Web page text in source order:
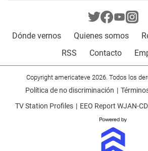
Dónde vernos Quienes somos
RSS
Contacto
Copyright americateve 2026. Todos los
Política de no discriminación
TV Station Profiles
EEO Report WJAN-CD